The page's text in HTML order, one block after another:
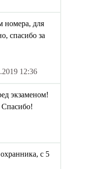
номера, для
спасибо за
12:36
экзаменом!
Спасибо!
с 5